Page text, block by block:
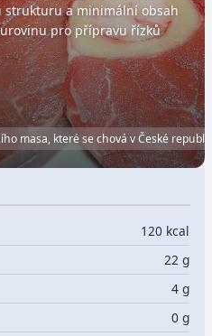
strukturu a minimální obsah
pro přípravu řízků
masa, které se chová v České
120 kcal
22 g
4 g
0 g